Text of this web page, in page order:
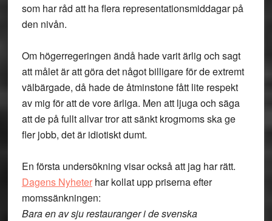
som har råd att ha flera representationsmiddagar på
den nivån.
Om högerregeringen ändå hade varit ärlig och sagt
att målet är att göra det något billigare för de extremt
välbärgade, då hade de åtminstone fått lite respekt
av mig för att de vore ärliga. Men att ljuga och säga
att de på fullt allvar tror att sänkt krogmoms ska ge
fler jobb, det är idiotiskt dumt.
En första undersökning visar också att jag har rätt.
Dagens Nyheterhar kollat upp priserna efter
momssänkningen:
Bara en av sju restauranger i de svenska